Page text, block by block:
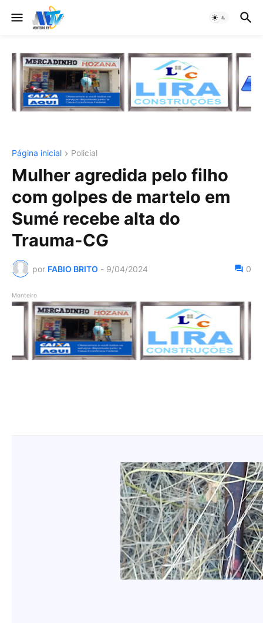
Página inicial Policial
Mulher agredida pelo filho
com golpes de martelo em
Sumé recebe alta do
Trauma-CG
por FABIO BRITO - 9/04/2024 0
Monteiro